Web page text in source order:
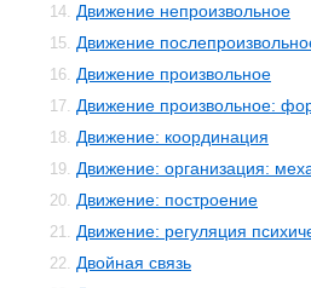
14. Движение непроизвольное
15. Движение
16. Движение произвольное
17. Движение произвольное:
18. Движение: координация
19. Движение: организация:
20. Движение: построение
21. Движение: регуляция
22. Двойная связь